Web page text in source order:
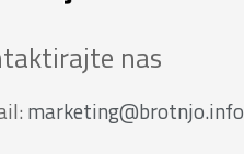
nas
marketing@brotnjo.info